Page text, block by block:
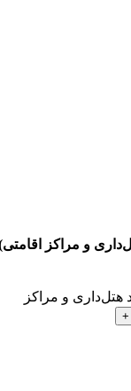
و مراکز
هتل‌داری و مراکز